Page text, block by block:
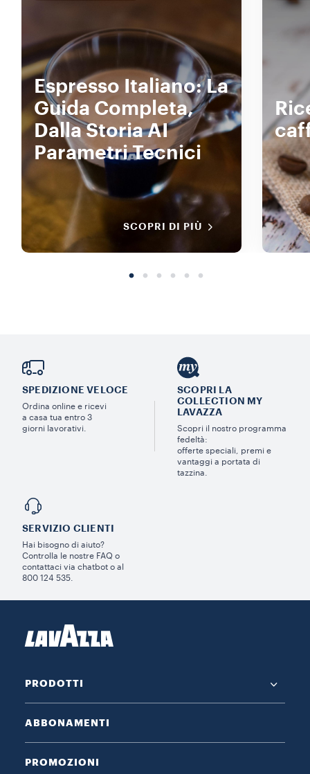
Espresso Italiano: La
Guida Completa,
Dalla Storia AI
Parametri Tecnici
SCOPRI DI PIÙ
SPEDIZIONE VELOCE
Ordina online e ricevi
a casa tua entro 3
giorni lavorativi.
SCOPRI LA
COLLECTION MY
LAVAZZA
Scopri il nostro programma
fedeltà:
offerte speciali, premi e
vantaggi a portata di
tazzina.
SERVIZIO CLIENTI​
Hai bisogno di aiuto?​
Controlla le nostre FAQ o
contattaci via chatbot o al
800 124 535.
PRODOTTI
ABBONAMENTI
PROMOZIONI